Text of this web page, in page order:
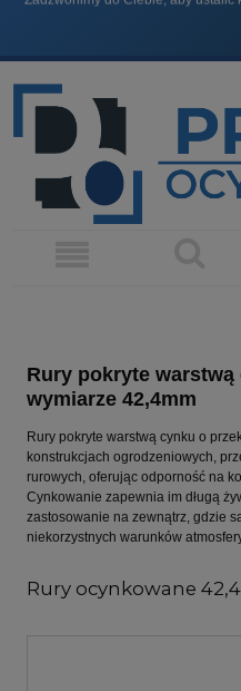
wyraźnie
Rury pokryte
wymiarze 42,4mm
Rury pokryte warstwą cynku o
konstrukcjach ogrodzeniowych,
rurowych, oferując odporność na
Cynkowanie zapewnia im długą
zastosowanie na zewnątrz, gdzie
niekorzystnych warunków
Rury ocynkowane